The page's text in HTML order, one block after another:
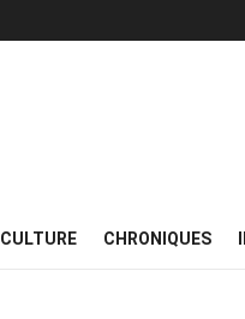
CULTURE CHRONIQUES